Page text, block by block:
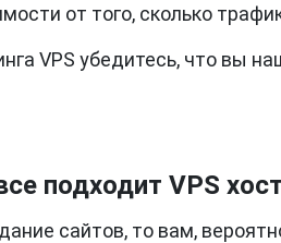
от того, сколько
VPS убедитесь, что вы
подходит VPS
сайтов, то вам,